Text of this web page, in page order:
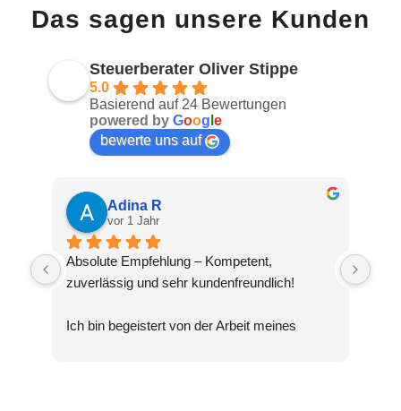
Das sagen unsere Kunden
Steuerberater Oliver Stippe
5.0
Basierend auf 24 Bewertungen
powered by Goog e
bewerte uns auf
Adina R
vor 1 Jahr
Absolute Empfehlung – Kompetent,
zuverlässig und sehr kundenfreundlich!
Ich bin begeistert von der Arbeit meines